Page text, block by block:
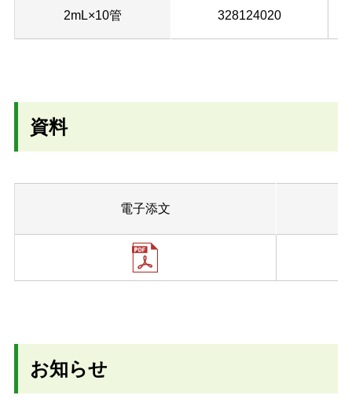
2mL×10管 328124020
資料
電子添文
お知らせ